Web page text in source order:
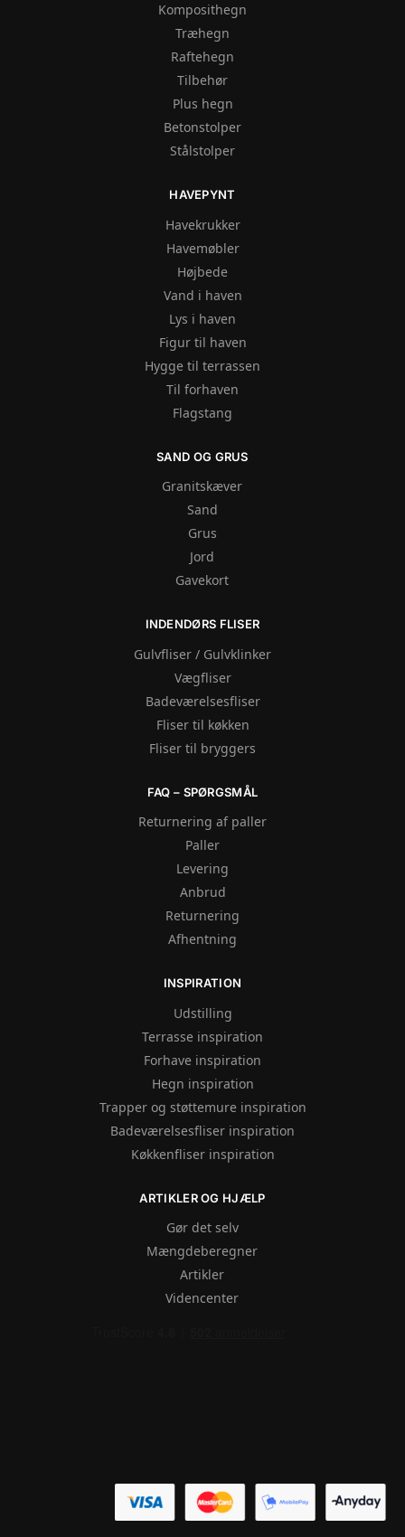
Komposithegn
Træhegn
Raftehegn
Tilbehør
Plus hegn
Betonstolper
Stålstolper
HAVEPYNT
Havekrukker
Havemøbler
Højbede
Vand i haven
Lys i haven
Figur til haven
Hygge til terrassen
Til forhaven
Flagstang
SAND OG GRUS
Granitskæver
Sand
Grus
Jord
Gavekort
INDENDØRS FLISER
Gulvfliser / Gulvklinker
Vægfliser
Badeværelsesfliser
Fliser til køkken
Fliser til bryggers
FAQ – SPØRGSMÅL
Returnering af paller
Paller
Levering
Anbrud
Returnering
Afhentning
INSPIRATION
Udstilling
Terrasse inspiration
Forhave inspiration
Hegn inspiration
Trapper og støttemure inspiration
Badeværelsesfliser inspiration
Køkkenfliser inspiration
ARTIKLER OG HJÆLP
Gør det selv
Mængdeberegner
Artikler
Videncenter